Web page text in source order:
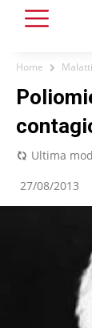
Home
Ultima
27/08/2013